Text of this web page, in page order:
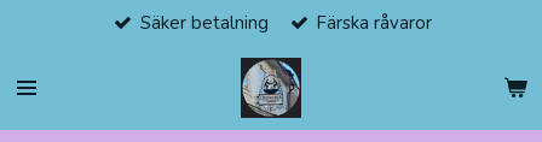
huvudinnehållet
Säker betalning Färska råvaror